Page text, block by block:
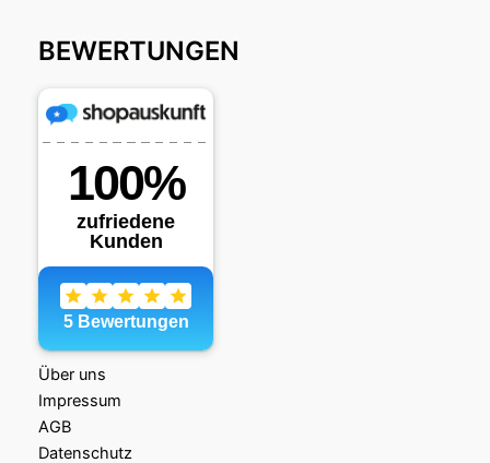
BEWERTUNGEN
Über uns
Impressum
AGB
Datenschutz